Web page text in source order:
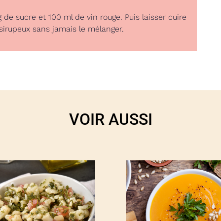
sucre et 100 ml de vin rouge. Puis laisser cuire
sans jamais le mélanger.
VOIR AUSSI